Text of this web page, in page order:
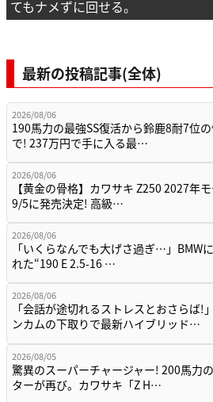
てもナメずに回せる。
最新の投稿記事(全体)
2026/08/06
190馬力の最強SS復活から鈴鹿8耐7位
で! 237万円で手に入る最…
2026/08/06
【黄金の骨格】カワサキ Z250 2027年
9/5に発売決定! 高級…
2026/08/06
「いくらなんでも大げさ過ぎ…」BMW
れた“190 E 2.5-16 …
2026/08/06
「会話が途切れるストレスとおさらば!
ンカムの下取りで最新ハイブリッド…
2026/08/05
驚異のスーパーチャージャー! 200馬力
ターが再び。カワサキ「Z H…